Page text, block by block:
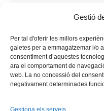
Gestió
Per tal d'oferir les millors
galetes per a emmagatzemar i/o
consentiment d’aquestes
ara el comportament de
web. La no concessió del
negativament determinades
Gestiona els serveis
professorat